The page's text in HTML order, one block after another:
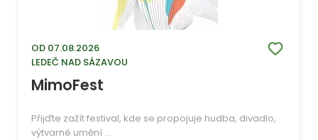
OD 07.08.2026
LEDEČ NAD SÁZAVOU
MimoFest
Přijďte zažít festival, kde se propojuje hudba, divadlo,
výtvarné umění ...